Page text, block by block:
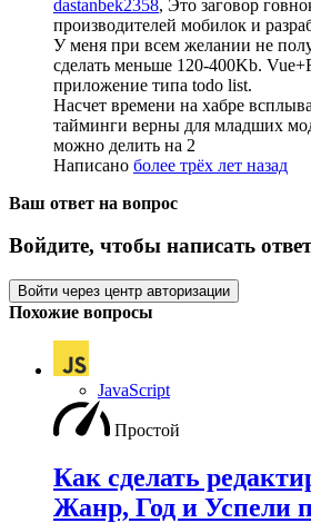
dastanbek2358, Это заговор
производителей мобилок и
У меня при всем желании не
сделать меньше 120-400Kb.
приложение типа todo list.
Насчет времени на хабре
тайминги верны для младших
можно делить на 2
Написано более трёх лет назад
Ваш ответ на вопрос
Войдите, чтобы написать ответ
Войти через центр авторизации
Похожие вопросы
JavaScript
Простой
Как сделать
Жанр, Год и Успели